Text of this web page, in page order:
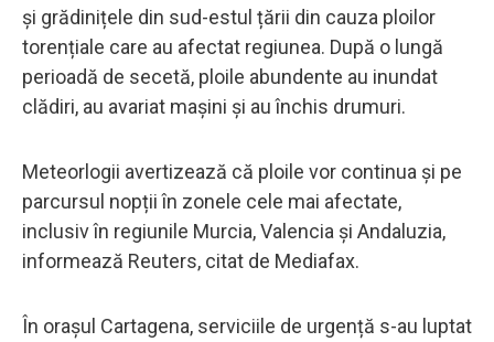
și grădinițele din sud-estul țării din cauza ploilor
torențiale care au afectat regiunea. După o lungă
perioadă de secetă, ploile abundente au inundat
clădiri, au avariat mașini și au închis drumuri.
Meteorlogii avertizează că ploile vor continua și pe
parcursul nopții în zonele cele mai afectate,
inclusiv în regiunile Murcia, Valencia și Andaluzia,
informează Reuters, citat de Mediafax.
În orașul Cartagena, serviciile de urgență s-au luptat